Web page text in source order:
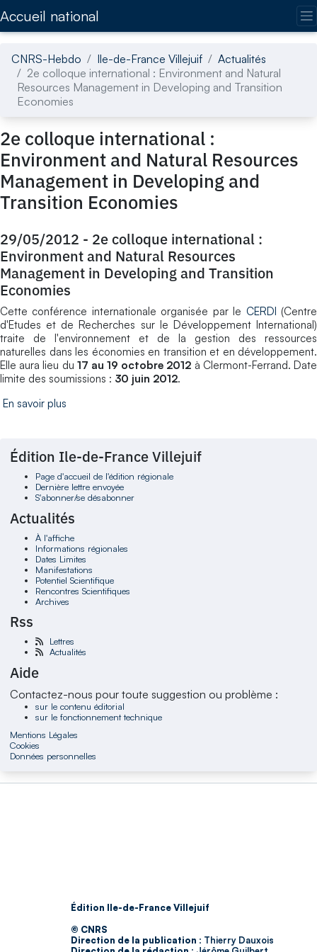
Accueil national
CNRS-Hebdo Ile-de-France Villejuif
Actualités
2e colloque international : Environment and Natural
Resources Management in Developing and Transition
Economies
2e colloque international :
Environment and Natural Resources
Management in Developing and
Transition Economies
29/05/2012 - 2e colloque international :
Environment and Natural Resources
Management in Developing and Transition
Economies
Cette conférence internationale organisée par le CERDI (Centre
d'Etudes et de Recherches sur le Développement International)
traite de l'environnement et de la gestion des ressources
naturelles dans les économies en transition et en développement.
Elle aura lieu du 17 au 19 octobre 2012 à Clermont-Ferrand. Date
limite des soumissions : 30 juin 2012.
En savoir plus
Édition Ile-de-France Villejuif
Page d'accueil de l'édition régionale
Dernière lettre envoyée
S'abonner/se désabonner
Actualités
À l'affiche
Informations régionales
Dates Limites
Manifestations
Potentiel Scientifique
Rencontres Scientifiques
Archives
Rss
Lettres
Actualités
Aide
Contactez-nous pour toute suggestion ou problème :
sur le contenu éditorial
sur le fonctionnement technique
Mentions Légales
Cookies
Données personnelles
Édition Ile-de-France Villejuif
© CNRS
Direction de la publication : Thierry Dauxois